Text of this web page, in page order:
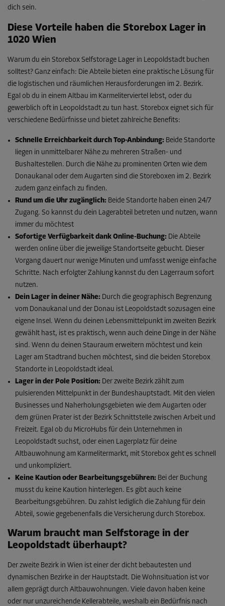
dich sein.
Diese Vorteile haben die Storebox Lager in
1020 Wien
Warum du ein Storebox Selfstorage Lager in Leopoldstadt buchen
solltest? Ganz einfach: Die Abteile bieten eine praktische Lösung für
die logistischen und räumlichen Herausforderungen im 2. Bezirk.
Egal ob du in einem Altbau im Karmeliterviertel lebst, oder du
gewerblich oft in Leopoldstadt zu tun hast. Storebox eignet sich für
verschiedene Bedürfnisse und bietet zahlreiche Benefits:
Schnelle Erreichbarkeit durch Top-Anbindung: Beide Standorte
liegen in unmittelbarer Nähe zu mehreren Straßen- und
Bushaltestellen. Durch die Nähe zu prominenten Orten wie dem
Donaukanal oder dem Augarten sind die Storeboxen im 2. Bezirk
zudem ganz einfach zu finden.
Rund um die Uhr zugänglich: Beide Standorte haben einen 24/7
Zugang. So kannst du dein Lagerabteil betreten und nutzen, wann
immer du möchtest
Sofortige Verfügbarkeit dank Online-Buchung: Die Abteile
werden online über die jeweilige Standortseite gebucht. Dieser
Vorgang dauert nur wenige Minuten und umfasst wenige einfache
Schritte. Nach erfolgter Zahlung kannst du den Lagerraum sofort
nutzen.
Dein Lager in deiner Nähe: Durch die geographisch Begrenzung
vom Donaukanal und der Donau ist Leopoldstadt sozusagen eine
eigene Insel. Wenn du deinen Lebensmittelpunkt im zweiten Bezirk
gewählt hast, ist es praktisch, wenn auch deine Dinge in der Nähe
sind. Wenn du deinen Stauraum erweitern möchtest und kein
Lager am Stadtrand buchen möchtest, sind die beiden Storebox
Standorte in Leopoldstadt ideal.
Lager in der Pole Position: Der zweite Bezirk zählt zum
pulsierenden Mittelpunkt in der Bundeshauptstadt. Mit den vielen
Businesses und Naherholungsgebieten wie dem Augarten oder
dem grünen Prater ist der Bezirk Schnittstelle zwischen Arbeit und
Freizeit. Egal ob du MicroHubs für dein Unternehmen in
Leopoldstadt suchst, oder einen Lagerplatz für deine
Altbauwohnung am Karmelitermarkt, mit Storebox geht es schnell
und unkompliziert.
Keine Kaution oder Bearbeitungsgebühren: Bei der Buchung
musst du keine Kaution hinterlegen. Es gibt auch keine
Bearbeitungsgebühren. Du zahlst lediglich die Zahlung für dein
Abteil, sowie gegebenenfalls die Versicherung durch Storebox.
Warum braucht man Selfstorage in der
Leopoldstadt überhaupt?
Der zweite Bezirk in Wien ist einer der dicht bebautesten und
dynamischen Bezirke in der Hauptstadt. Die Wohnsituation ist vor
allem geprägt durch Altbauwohnungen. Viele davon haben keine
oder nur unzureichende Kellerabteile, weshalb ein Bedürfnis nach